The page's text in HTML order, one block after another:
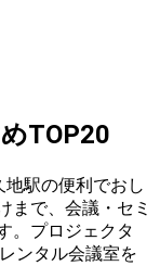
TOP20
駅の便利でおし
まで、会議・セミ
。プロジェクタ
ンタル会議室を